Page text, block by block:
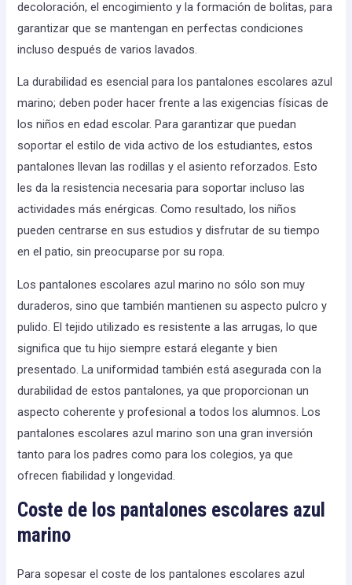
decoloración, el encogimiento y la formación de bolitas, para
garantizar que se mantengan en perfectas condiciones
incluso después de varios lavados.
La durabilidad es esencial para los pantalones escolares azul
marino; deben poder hacer frente a las exigencias físicas de
los niños en edad escolar. Para garantizar que puedan
soportar el estilo de vida activo de los estudiantes, estos
pantalones llevan las rodillas y el asiento reforzados. Esto
les da la resistencia necesaria para soportar incluso las
actividades más enérgicas. Como resultado, los niños
pueden centrarse en sus estudios y disfrutar de su tiempo
en el patio, sin preocuparse por su ropa.
Los pantalones escolares azul marino no sólo son muy
duraderos, sino que también mantienen su aspecto pulcro y
pulido. El tejido utilizado es resistente a las arrugas, lo que
significa que tu hijo siempre estará elegante y bien
presentado. La uniformidad también está asegurada con la
durabilidad de estos pantalones, ya que proporcionan un
aspecto coherente y profesional a todos los alumnos. Los
pantalones escolares azul marino son una gran inversión
tanto para los padres como para los colegios, ya que
ofrecen fiabilidad y longevidad.
Coste de los pantalones escolares azul
marino
Para sopesar el coste de los pantalones escolares azul